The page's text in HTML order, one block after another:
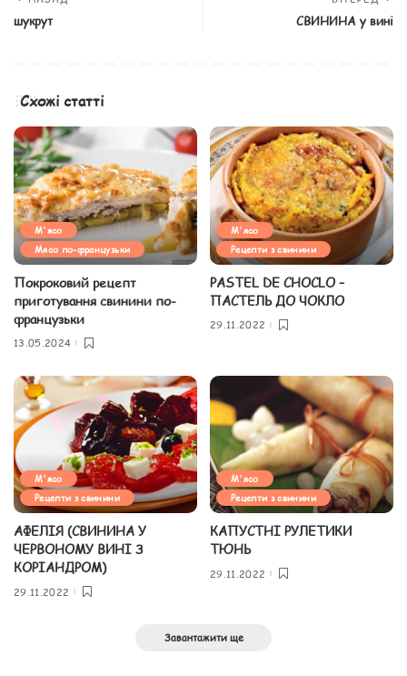
шукрут СВИНИНА у вині
Схожі статті
М'ясо
Мясо по-французьки
Покроковий рецепт
приготування свинини по-
французьки
13.05.2024
М'ясо
Рецепти з свинини
PASTEL DE CHOCLO –
ПАСТЕЛЬ ДО ЧОКЛО
29.11.2022
М'ясо
Рецепти з свинини
АФЕЛІЯ (СВИНИНА У
ЧЕРВОНОМУ ВИНІ З
КОРІАНДРОМ)
29.11.2022
М'ясо
Рецепти з свинини
КАПУСТНІ РУЛЕТИКИ
ТЮНЬ
29.11.2022
Завантажити ще